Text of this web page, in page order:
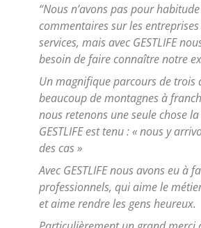
“Nous n’avons pas pour
commentaires sur les
services, mais avec GESTLIFE
besoin de faire connaître notre
Un magnifique parcours de trois
beaucoup de montagnes à
nous retenons une seule chose
GESTLIFE est tenu : « nous y
des cas »
Avec GESTLIFE nous avons eu à
professionnels, qui aime le
et aime rendre les gens heureux.